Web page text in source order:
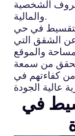
الشخصية
والمالية.
في حي
الشقق التي
والموقع
من سمعة
من كفاءتهم في
في